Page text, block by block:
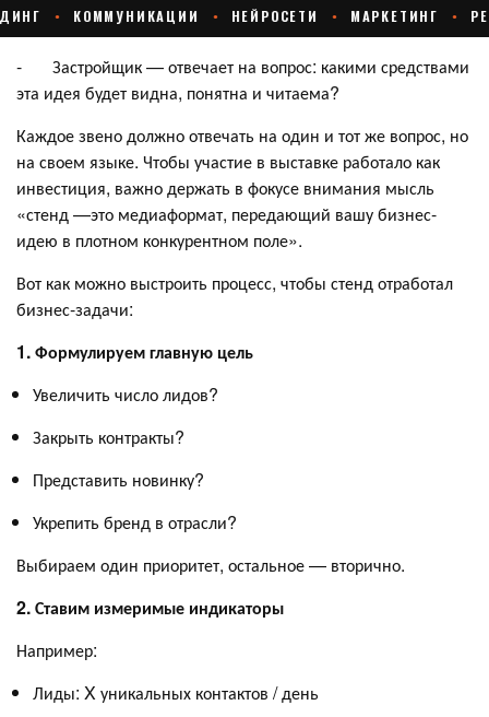
- Застройщик — отвечает на вопрос: какими средствами
эта идея будет видна, понятна и читаема?
Каждое звено должно отвечать на один и тот же вопрос, но
на своем языке. Чтобы участие в выставке работало как
инвестиция, важно держать в фокусе внимания мысль
«стенд —это медиаформат, передающий вашу бизнес-
идею в плотном конкурентном поле».
Вот как можно выстроить процесс, чтобы стенд отработал
бизнес-задачи:
1. Формулируем главную цель
Увеличить число лидов?
Закрыть контракты?
Представить новинку?
Укрепить бренд в отрасли?
Выбираем один приоритет, остальное — вторично.
2. Ставим измеримые индикаторы
Например:
Лиды: X уникальных контактов / день